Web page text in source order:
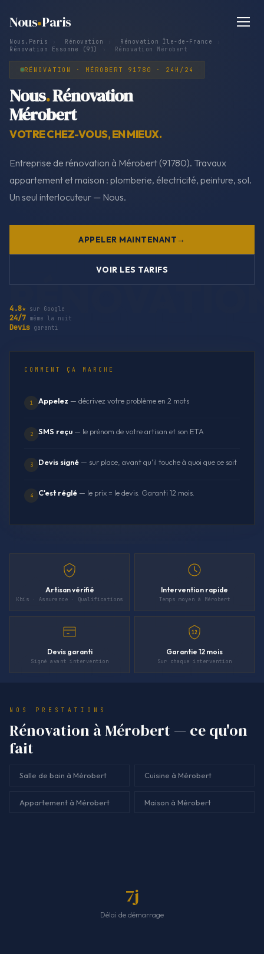
Nous Paris
Nous.Paris Rénovation Rénovation Île-de-France
Rénovation Essonne (91)
Rénovation Mérobert
RÉNOVATION · MÉROBERT 91780 · 24H/24
Nous.Rénovation
Mérobert
VOTRE CHEZ-VOUS, EN MIEUX.
Entreprise de rénovation à Mérobert (91780). Travaux
appartement et maison : plomberie, électricité, peinture, sol.
Un seul interlocuteur — Nous.
APPELER MAINTENANT
VOIR LES TARIFS
4.8★ sur Google
24/7 même la nuit
Devis garanti
COMMENT ÇA MARCHE
1 Appelez — décrivez votre problème en 2 mots
2 SMS reçu — le prénom de votre artisan et son ETA
3 Devis signé — sur place, avant qu'il touche à quoi que ce soit
4 C'est réglé — le prix = le devis. Garanti 12 mois.
Artisan vérifié
Kbis · Assurance · Qualifications
Intervention rapide
Temps moyen à Mérobert
Devis garanti
Signé avant intervention
12
Garantie 12 mois
Sur chaque intervention
NOS PRESTATIONS
Rénovation à Mérobert — ce qu'on
fait
Salle de bain à Mérobert Cuisine à Mérobert
Appartement à Mérobert Maison à Mérobert
7j
Délai de démarrage